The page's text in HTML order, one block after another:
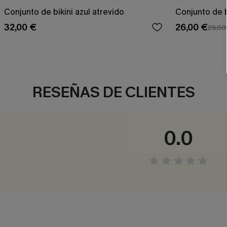
Conjunto de bikini azul atrevido
32,00 €
Conjunto de
26,00 €29,00
RESEÑAS DE CLIENTES
0.0